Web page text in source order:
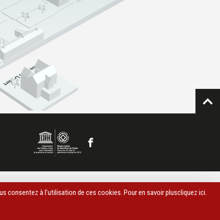
consentez à l’utilisation de ces cookies. Pour en savoir pluscliquez ici.